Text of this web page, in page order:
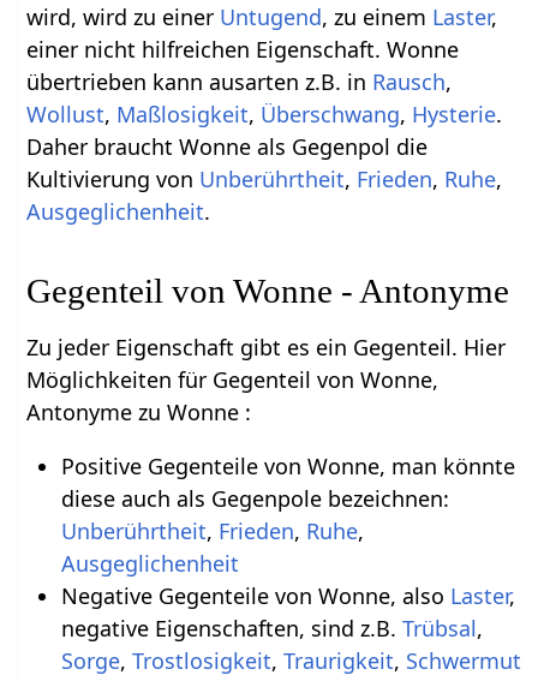
wird, wird zu einer Untugend, zu einem Laster,
einer nicht hilfreichen Eigenschaft. Wonne
übertrieben kann ausarten z.B. in Rausch,
Wollust, Maßlosigkeit, Überschwang, Hysterie.
Daher braucht Wonne als Gegenpol die
Kultivierung von Unberührtheit, Frieden, Ruhe,
Ausgeglichenheit.
Gegenteil von Wonne - Antonyme
Zu jeder Eigenschaft gibt es ein Gegenteil. Hier
Möglichkeiten für Gegenteil von Wonne,
Antonyme zu Wonne :
Positive Gegenteile von Wonne, man könnte
diese auch als Gegenpole bezeichnen:
Unberührtheit, Frieden, Ruhe,
Ausgeglichenheit
Negative Gegenteile von Wonne, also Laster,
negative Eigenschaften, sind z.B. Trübsal,
Sorge, Trostlosigkeit, Traurigkeit, Schwermut